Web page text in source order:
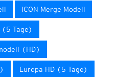
ICON Merge Modell
(5 Tage)
(HD)
Europa HD (5 Tage)